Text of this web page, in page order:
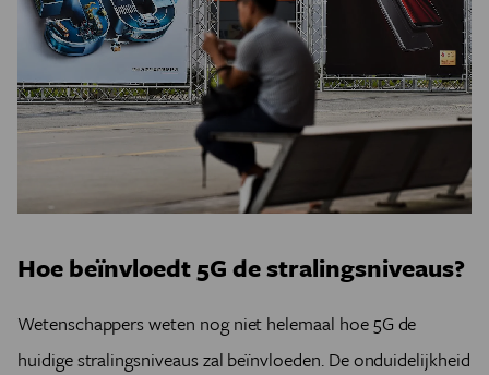
Hoe beïnvloedt 5G de stralingsniveaus?
Wetenschappers weten nog niet helemaal hoe 5G de
huidige stralingsniveaus zal beïnvloeden. De onduidelijkheid